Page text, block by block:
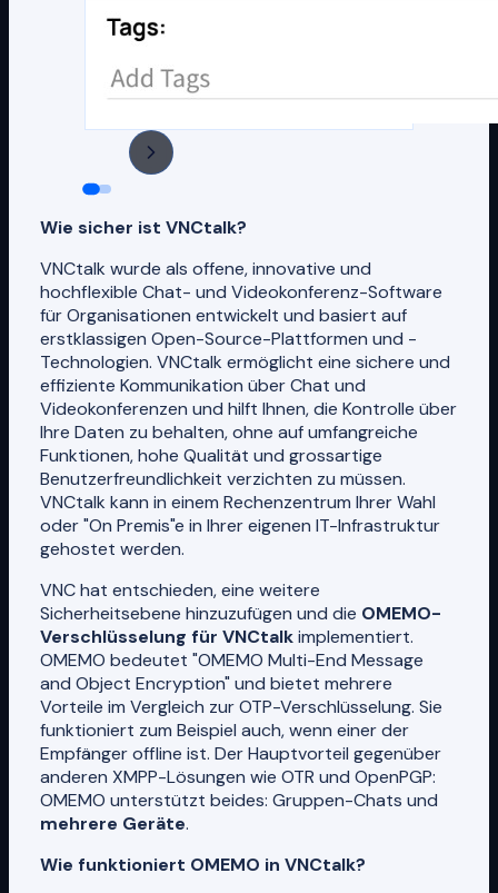
Wie sicher ist VNCtalk?
VNCtalk wurde als offene, innovative und
hochflexible Chat- und Videokonferenz-Software
für Organisationen entwickelt und basiert auf
erstklassigen Open-Source-Plattformen und -
Technologien. VNCtalk ermöglicht eine sichere und
effiziente Kommunikation über Chat und
Videokonferenzen und hilft Ihnen, die Kontrolle über
Ihre Daten zu behalten, ohne auf umfangreiche
Funktionen, hohe Qualität und grossartige
Benutzerfreundlichkeit verzichten zu müssen.
VNCtalk kann in einem Rechenzentrum Ihrer Wahl
oder "On Premis"e in Ihrer eigenen IT-Infrastruktur
gehostet werden.
VNC hat entschieden, eine weitere
Sicherheitsebene hinzuzufügen und die OMEMO-
Verschlüsselung für VNCtalkimplementiert.
OMEMO bedeutet "OMEMO Multi-End Message
and Object Encryption" und bietet mehrere
Vorteile im Vergleich zur OTP-Verschlüsselung. Sie
funktioniert zum Beispiel auch, wenn einer der
Empfänger offline ist. Der Hauptvorteil gegenüber
anderen XMPP-Lösungen wie OTR und OpenPGP:
OMEMO unterstützt beides: Gruppen-Chats und
mehrere Geräte.
Wie funktioniert OMEMO in VNCtalk?